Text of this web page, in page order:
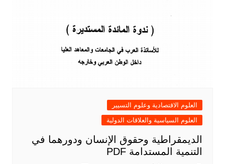
العلوم الاقتصادية وعلوم التسيير
العلوم السياسية والعلاقات الدولية
الديمقراطية وحقوق الإنسان ودورهما في
التنمية المستدامة PDF